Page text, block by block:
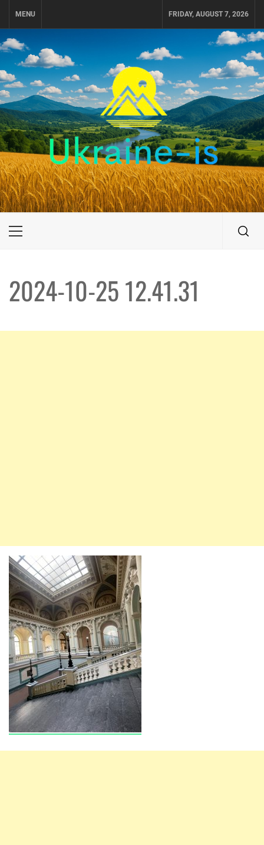
MENU FRIDAY, AUGUST 7, 2026
UKRAINE-IS
ПОДОРОЖI ПО УКРАЇНІ
Primary
2024-10-25 12.41.31